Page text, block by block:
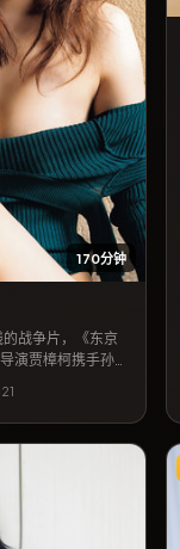
170分钟
战争片，《东京
演贾樟柯携手孙
的温情与悬念结
生活，亦适合作为